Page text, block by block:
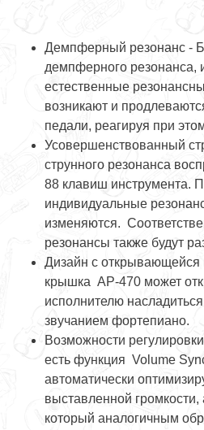
Демпферный резонанс -
демпферного резонанса,
естественные
возникают и
педали, реагируя при
Усовершенствованный
струнного резонанса
88 клавиш инструмента.
индивидуальные
изменяются.
резонансы также будут
Дизайн с
крышка AP-470 может
исполнителю
звучанием фортепиано.
Возможности
есть функция Volume
автоматически
выставленной
который аналогичным